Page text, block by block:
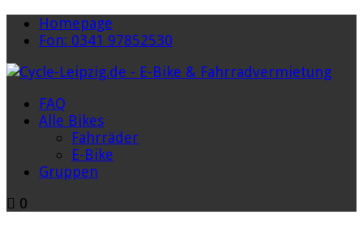
Homepage
Fon: 0341 97852530
FAQ
Alle Bikes
Fahrräder
E-Bike
Gruppen
0